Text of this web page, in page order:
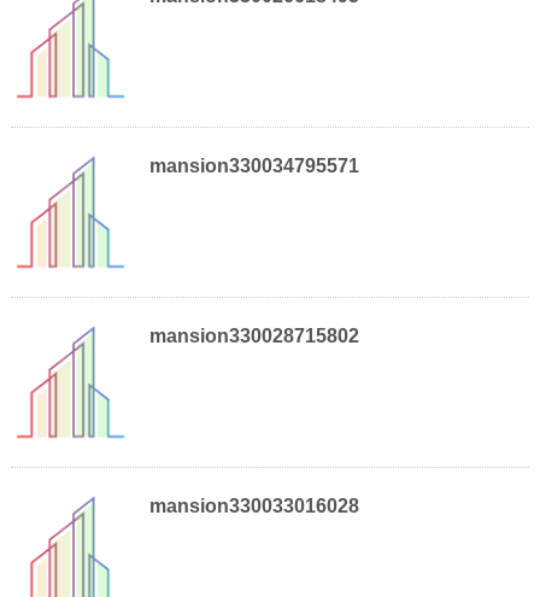
mansion330034795571
mansion330028715802
mansion330033016028